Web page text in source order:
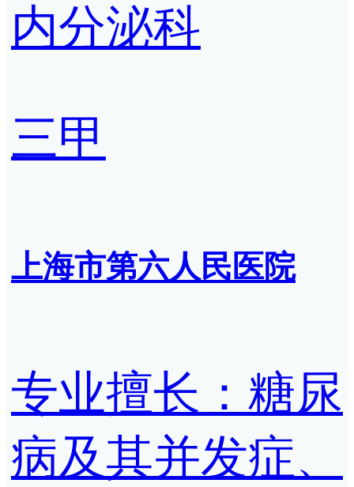
内分泌科
三甲
上海市第六人民医院
专业擅长：糖尿
病及其并发症、